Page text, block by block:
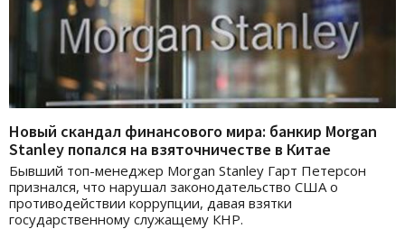
Новый скандал финансового мира: банкир Morgan
Stanley попался на взяточничестве в Китае
Бывший топ-менеджер Morgan Stanley Гарт Петерсон
признался, что нарушал законодательство США о
противодействии коррупции, давая взятки
государственному служащему КНР.